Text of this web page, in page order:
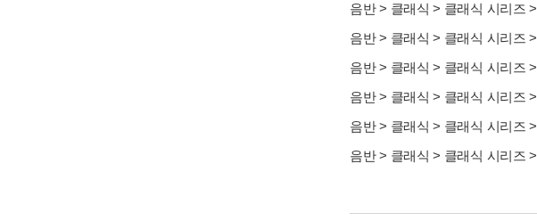
음반> 클래식 > 클래식 시리즈 >
음반> 클래식 > 클래식 시리즈 >
음반> 클래식 > 클래식 시리즈 >
음반> 클래식 > 클래식 시리즈 >
음반> 클래식 > 클래식 시리즈 >
음반> 클래식 > 클래식 시리즈 >